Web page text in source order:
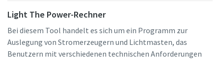
Light The Power-Rechner
Bei diesem Tool handelt es sich um ein Programm zur
Auslegung von Stromerzeugern und Lichtmasten, das
Benutzern mit verschiedenen technischen Anforderungen